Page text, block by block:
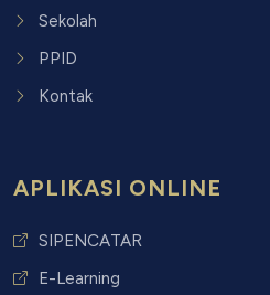
Sekolah
PPID
Kontak
APLIKASI ONLINE
SIPENCATAR
E-Learning